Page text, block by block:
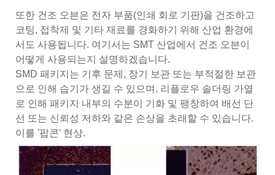
또한 건조 오븐은 전자 부품(인쇄 회로 기판)을 건조하고
코팅, 접착제 및 기타 재료를 경화하기 위해 산업 환경에
서도 사용됩니다. 여기서는 SMT 산업에서 건조 오븐이
어떻게 사용되는지 설명하겠습니다.
SMD 패키지는 기후 문제, 장기 보관 또는 부적절한 보관
으로 인해 습기가 생길 수 있으며, 리플로우 솔더링 가열
로 인해 패키지 내부의 수분이 기화 및 팽창하여 배선 단
선 또는 신뢰성 저하와 같은 손상을 초래할 수 있습니다.
이를 '팝콘' 현상.